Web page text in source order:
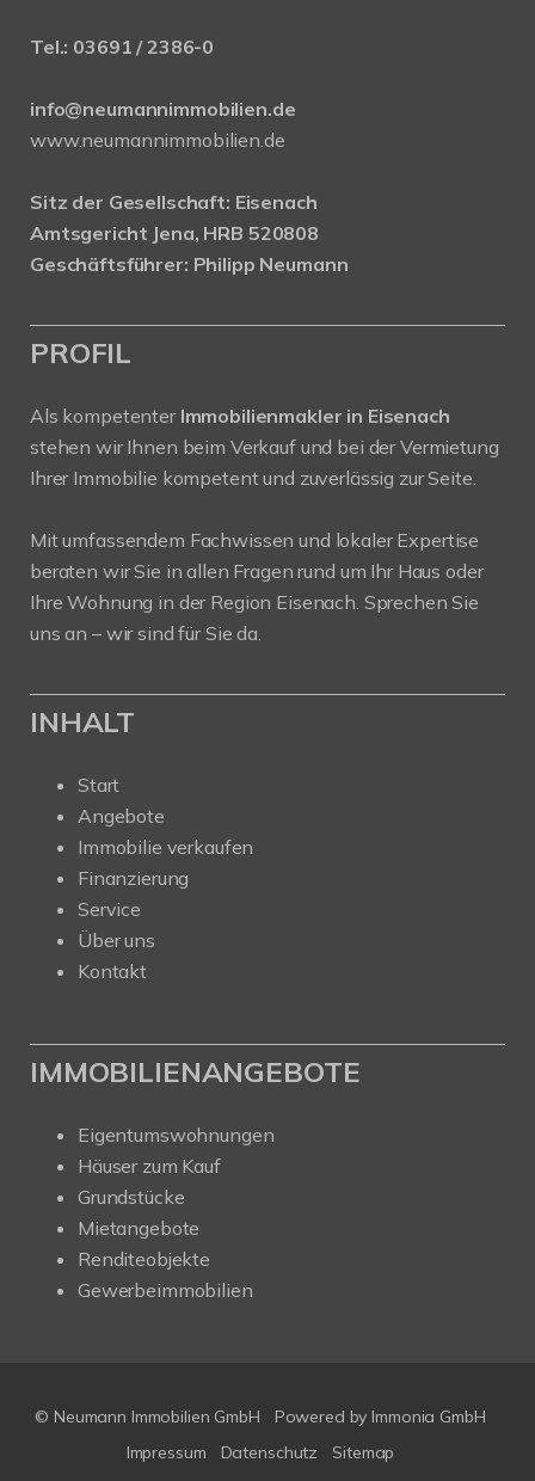
Tel.: 03691 / 2386-0
info@neumannimmobilien.de
www.neumannimmobilien.de
Sitz der Gesellschaft: Eisenach
Amtsgericht Jena, HRB 520808
Geschäftsführer: Philipp Neumann
PROFIL
Als kompetenter Immobilienmakler in Eisenach
stehen wir Ihnen beim Verkauf und bei der Vermietung
Ihrer Immobilie kompetent und zuverlässig zur Seite.
Mit umfassendem Fachwissen und lokaler Expertise
beraten wir Sie in allen Fragen rund um Ihr Haus oder
Ihre Wohnung in der Region Eisenach. Sprechen Sie
uns an – wir sind für Sie da.
INHALT
Start
Angebote
Immobilie verkaufen
Finanzierung
Service
Über uns
Kontakt
IMMOBILIENANGEBOTE
Eigentumswohnungen
Häuser zum Kauf
Grundstücke
Mietangebote
Renditeobjekte
Gewerbeimmobilien
© Neumann Immobilien GmbH Powered by Immonia GmbH
Impressum
Datenschutz Sitemap